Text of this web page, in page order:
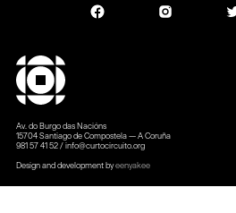
Av. do Burgo das Nacións
15704 Santiago de Compostela — A Coruña
981 57 41 52 / info@curtocircuito.org
Design and development byeenyakee